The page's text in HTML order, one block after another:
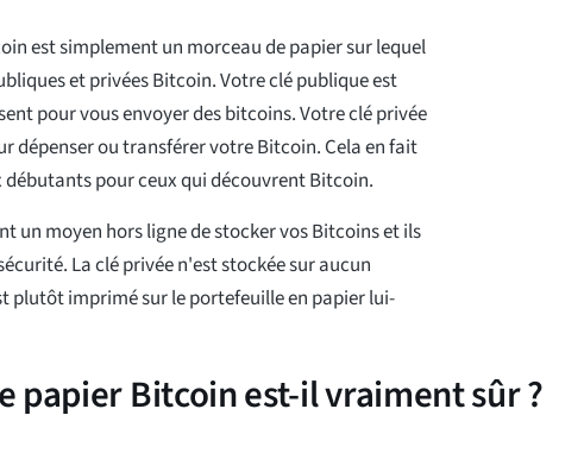
est simplement un morceau de papier sur lequel
et privées Bitcoin. Votre clé publique est
pour vous envoyer des bitcoins. Votre clé privée
dépenser ou transférer votre Bitcoin. Cela en fait
pour ceux qui découvrent Bitcoin.
un moyen hors ligne de stocker vos Bitcoins et ils
La clé privée n'est stockée sur aucun
plutôt imprimé sur le portefeuille en papier lui-
papier Bitcoin est-il vraiment sûr ?